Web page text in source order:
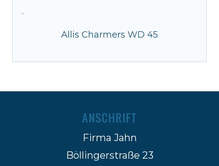
·
Allis Charmers WD 45
ANSCHRIFT
Firma Jahn
Böllingerstraße 23